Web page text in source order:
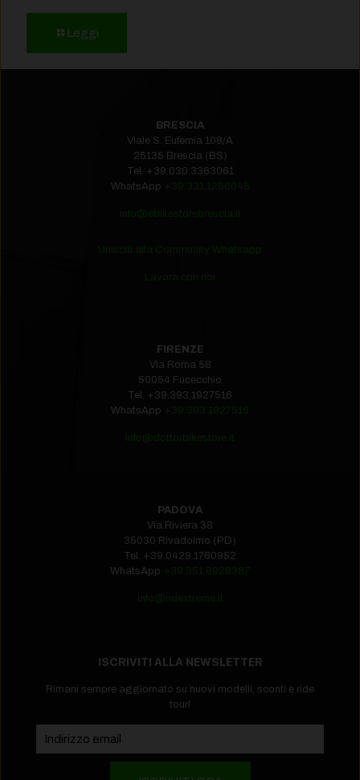
Leggi
BRESCIA
Viale S. Eufemia 108/A
25135 Brescia (BS)
Tel. +39.030.3363061
WhatsApp +39.331.1256045
info@ebikestorebrescia.it
Unisciti alla Community Whatsapp
Lavora con noi
FIRENZE
Via Roma 58
50054 Fucecchio
Tel. +39.393.1927516‬
WhatsApp +39.393.1927516
info@dottorbikestore.it
PADOVA
Via Riviera 38
35030 Rivadolmo (PD)
Tel. +39.0429.1760952‬
WhatsApp +39.351.8928387
info@ridextreme.it
ISCRIVITI ALLA NEWSLETTER
Rimani sempre aggiornato su nuovi modelli, sconti e ride
tour!